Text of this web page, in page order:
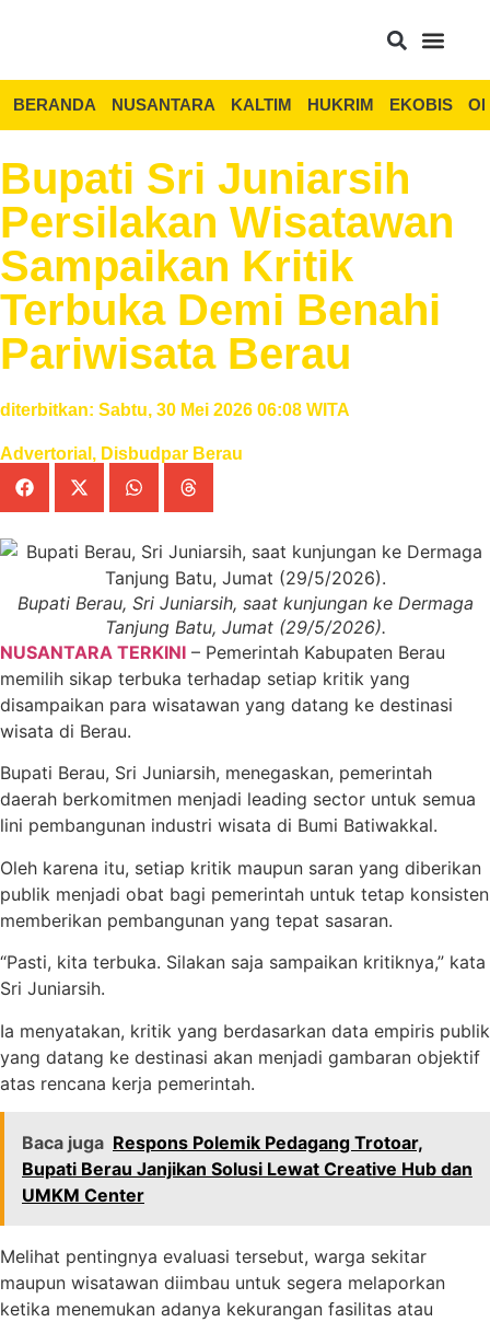
BERANDA NUSANTARA KALTIM HUKRIM EKOBIS
Bupati Sri Juniarsih
Persilakan Wisatawan
Sampaikan Kritik
Terbuka Demi Benahi
Pariwisata Berau
diterbitkan: Sabtu, 30 Mei 2026 06:08 WITA
Advertorial , Disbudpar Berau
Bupati Berau, Sri Juniarsih, saat kunjungan ke Dermaga
Tanjung Batu, Jumat (29/5/2026).
NUSANTARA TERKINI – Pemerintah Kabupaten Berau
memilih sikap terbuka terhadap setiap kritik yang
disampaikan para wisatawan yang datang ke destinasi
wisata di Berau.
Bupati Berau, Sri Juniarsih, menegaskan, pemerintah
daerah berkomitmen menjadi leading sector untuk semua
lini pembangunan industri wisata di Bumi Batiwakkal.
Oleh karena itu, setiap kritik maupun saran yang diberikan
publik menjadi obat bagi pemerintah untuk tetap konsisten
memberikan pembangunan yang tepat sasaran.
“Pasti, kita terbuka. Silakan saja sampaikan kritiknya,” kata
Sri Juniarsih.
Ia menyatakan, kritik yang berdasarkan data empiris publik
yang datang ke destinasi akan menjadi gambaran objektif
atas rencana kerja pemerintah.
Baca juga Respons Polemik Pedagang Trotoar,
Bupati Berau Janjikan Solusi Lewat Creative Hub dan
UMKM Center
Melihat pentingnya evaluasi tersebut, warga sekitar
maupun wisatawan diimbau untuk segera melaporkan
ketika menemukan adanya kekurangan fasilitas atau